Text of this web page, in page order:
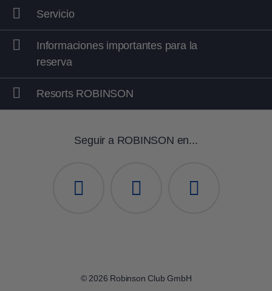
Plaza Major.
CLUB SOMA BAY:Todas las habitaciones
y los baños renovados y nuevo diseño de
restaurante
Servicio
Informaciones importantes para la
reserva
Resorts ROBINSON
Seguir a ROBINSON en...
© 2026 Robinson Club GmbH